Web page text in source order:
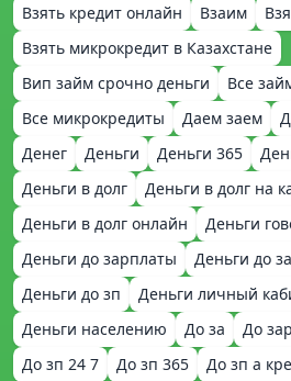
Взять кредит онлайн
Взаим
Взять микрокредит в Казахстане
Вип займ срочно деньги
Все
Все микрокредиты
Даем заем
Денег
Деньги Деньги 365
Деньги в долг
Деньги в долг на
Деньги в долг онлайн
Деньги
Деньги до зарплаты
Деньги до
Деньги до зп
Деньги личный
Деньги населению
До за До
До зп 24 7
До зп 365 До зп а